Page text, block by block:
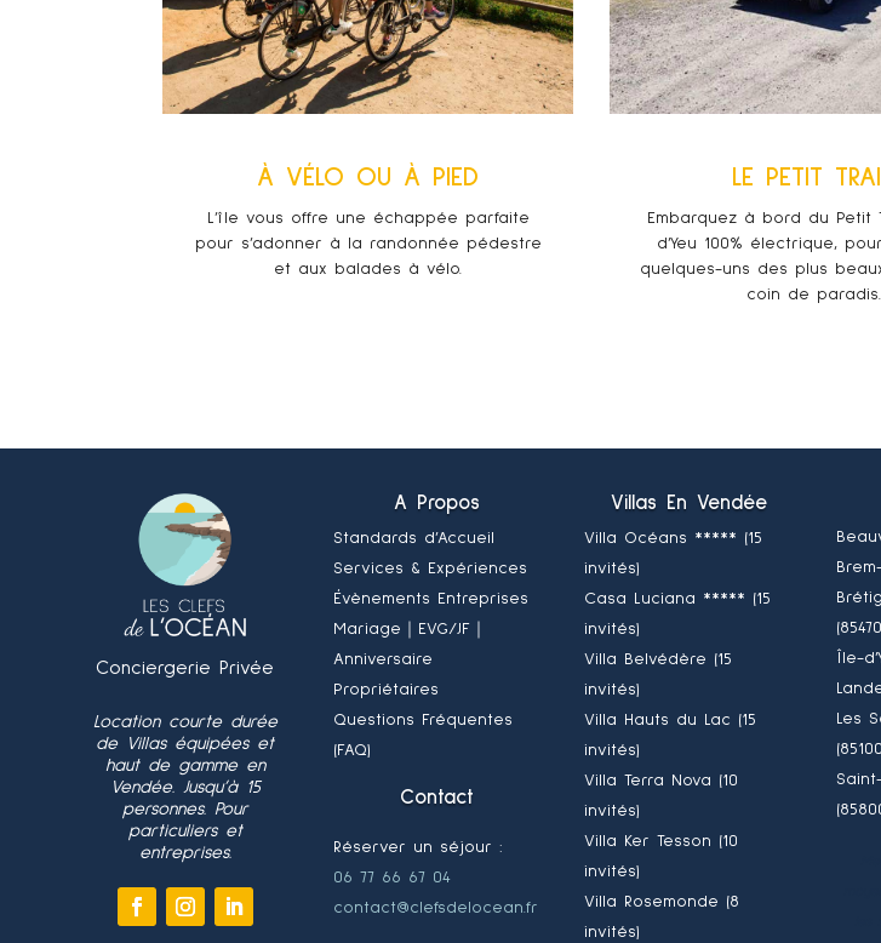
À VÉLO OU À PIED
L’île vous offre une échappée parfaite
pour s’adonner à la randonnée pédestre
et aux balades à vélo.
LE PETIT
Embarquez à bord du Petit
d’Yeu 100% électrique,
quelques-uns des plus
coin de paradis.
Conciergerie Privée
Location courte durée
de Villas équipées et
haut de gamme en
Vendée. Jusqu’à 15
personnes. Pour
particuliers et
entreprises.
A Propos
Standards d’Accueil
Services & Expériences
Évènements Entreprises
Mariage ｜EVG/JF｜
Anniversaire
Propriétaires
Questions Fréquentes
(FAQ)
Contact
Réserver un séjour :
06 77 66 67 04
contact@clefsdelocean.fr
Villas En Vendée
Villa Océans ***** (15
invités)
Casa Luciana ***** (15
invités)
Villa Belvédère (15
invités)
Villa Hauts du Lac (15
invités)
Villa Terra Nova (10
invités)
Villa Ker Tesson (10
invités)
Villa Rosemonde (8
invités)
Île-
Les